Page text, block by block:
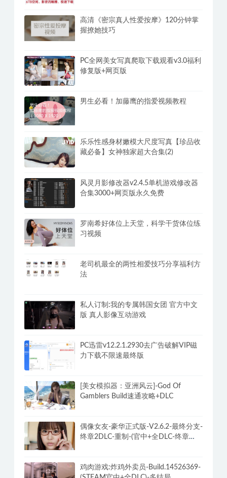
高清《密宗真人性爱按摩》120分钟掌
握撩她技巧
PC全网美女写真爬取下载观看v3.0福利
修复版+网页版
男生必看！加藤鹰的指爱视频教程
乐乐性感身材嫩模大尺度写真【珍品收
藏必备】女神独家超大合集(2)
风灵月影修改器v2.4.5单机游戏修改器
合集3000+网页版永久免费
罗南希好体位上天堂，科学干货体位练
习视频
老司机最全的两性相爱技巧分享福利方
法
私人订制:我的专属韩国女团 官方中文
版 真人影像互动游戏
PC迅雷v12.2.1.2930去广告破解VIP磁
力下载不限速最终版
[美女模拟器：亚洲风云]-God Of
Gamblers Build速通攻略+DLC
偶像女友-豪华正式版-V2.6.2-最终分支-
终章2DLC-重制-(官中+全DLC-终章
鸡肉游戏:炸鸡外卖员-Build.14526369-